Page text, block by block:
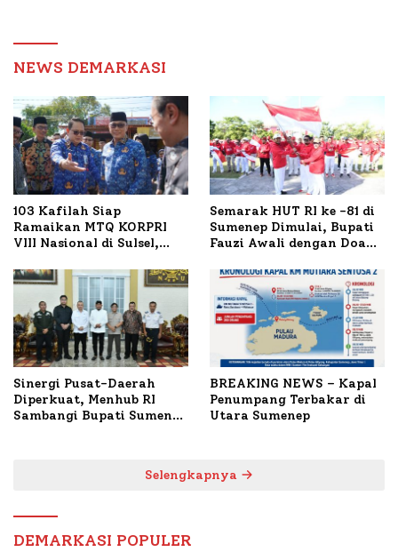
NEWS DEMARKASI
103 Kafilah Siap
Ramaikan MTQ KORPRI
VIII Nasional di Sulsel,
Semarak HUT RI ke -81 di
Sumenep Dimulai, Bupati
Fauzi Awali dengan Doa
Terbakar
Sinergi Pusat-Daerah
Diperkuat, Menhub RI
Sambangi Bupati Sumenep
BREAKING NEWS – Kapal
Penumpang Terbakar di
Utara Sumenep
Selengkapnya
DEMARKASI POPULER